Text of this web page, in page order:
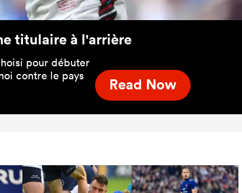
titulaire à l'arrière
pour débuter
contre le pays
Read Now